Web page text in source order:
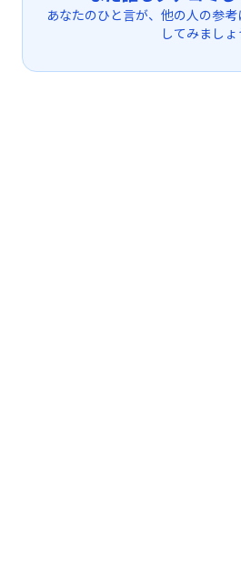
あなたのひと言が、他の人の参
してみましょ